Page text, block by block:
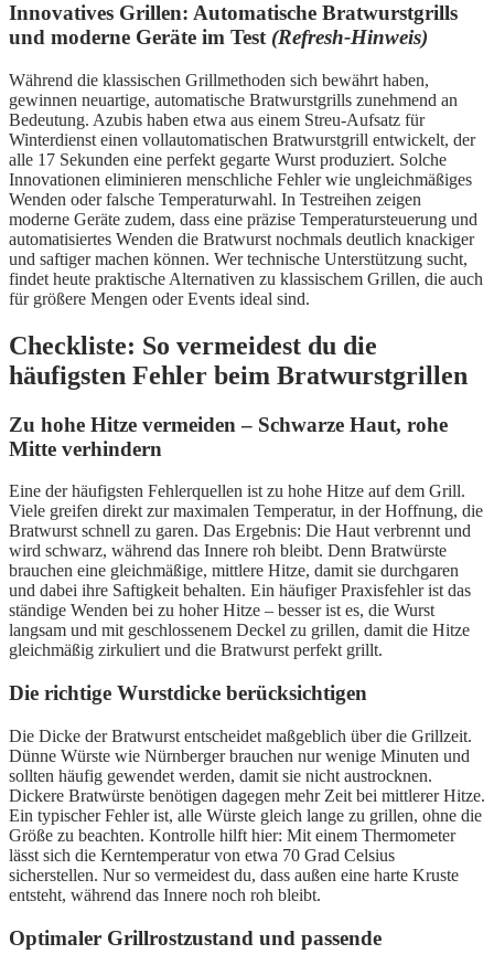
Innovatives Grillen: Automatische Bratwurstgrills
und moderne Geräte im Test (Refresh-Hinweis)
Während die klassischen Grillmethoden sich bewährt haben,
gewinnen neuartige, automatische Bratwurstgrills zunehmend an
Bedeutung. Azubis haben etwa aus einem Streu-Aufsatz für
Winterdienst einen vollautomatischen Bratwurstgrill entwickelt, der
alle 17 Sekunden eine perfekt gegarte Wurst produziert. Solche
Innovationen eliminieren menschliche Fehler wie ungleichmäßiges
Wenden oder falsche Temperaturwahl. In Testreihen zeigen
moderne Geräte zudem, dass eine präzise Temperatursteuerung und
automatisiertes Wenden die Bratwurst nochmals deutlich knackiger
und saftiger machen können. Wer technische Unterstützung sucht,
findet heute praktische Alternativen zu klassischem Grillen, die auch
für größere Mengen oder Events ideal sind.
Checkliste: So vermeidest du die
häufigsten Fehler beim Bratwurstgrillen
Zu hohe Hitze vermeiden – Schwarze Haut, rohe
Mitte verhindern
Eine der häufigsten Fehlerquellen ist zu hohe Hitze auf dem Grill.
Viele greifen direkt zur maximalen Temperatur, in der Hoffnung, die
Bratwurst schnell zu garen. Das Ergebnis: Die Haut verbrennt und
wird schwarz, während das Innere roh bleibt. Denn Bratwürste
brauchen eine gleichmäßige, mittlere Hitze, damit sie durchgaren
und dabei ihre Saftigkeit behalten. Ein häufiger Praxisfehler ist das
ständige Wenden bei zu hoher Hitze – besser ist es, die Wurst
langsam und mit geschlossenem Deckel zu grillen, damit die Hitze
gleichmäßig zirkuliert und die Bratwurst perfekt grillt.
Die richtige Wurstdicke berücksichtigen
Die Dicke der Bratwurst entscheidet maßgeblich über die Grillzeit.
Dünne Würste wie Nürnberger brauchen nur wenige Minuten und
sollten häufig gewendet werden, damit sie nicht austrocknen.
Dickere Bratwürste benötigen dagegen mehr Zeit bei mittlerer Hitze.
Ein typischer Fehler ist, alle Würste gleich lange zu grillen, ohne die
Größe zu beachten. Kontrolle hilft hier: Mit einem Thermometer
lässt sich die Kerntemperatur von etwa 70 Grad Celsius
sicherstellen. Nur so vermeidest du, dass außen eine harte Kruste
entsteht, während das Innere noch roh bleibt.
Optimaler Grillrostzustand und passende